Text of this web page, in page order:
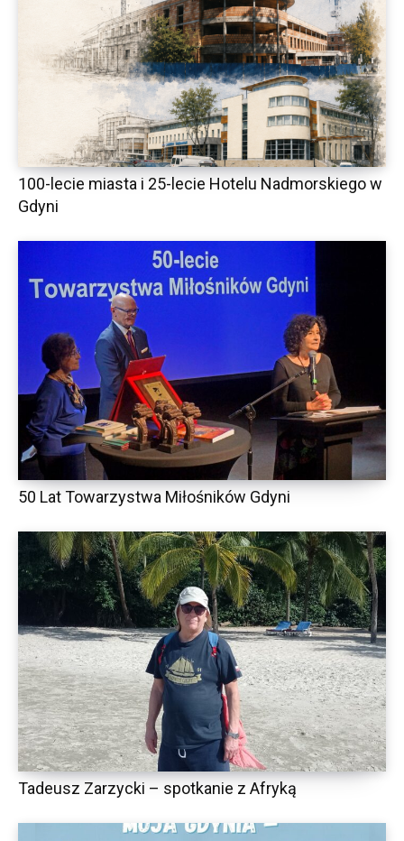
100-lecie miasta i 25-lecie Hotelu Nadmorskiego w
Gdyni
50 Lat Towarzystwa Miłośników Gdyni
Tadeusz Zarzycki – spotkanie z Afryką